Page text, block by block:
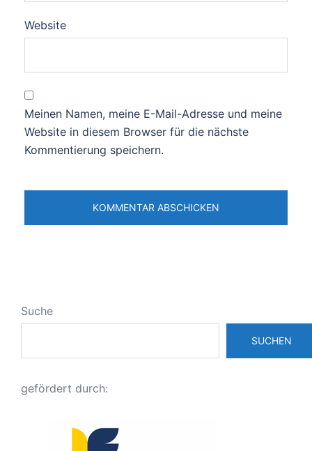
Website
Meinen Namen, meine E-Mail-Adresse und meine
Website in diesem Browser für die nächste
Kommentierung speichern.
Suche
SUCHEN
gefördert durch: